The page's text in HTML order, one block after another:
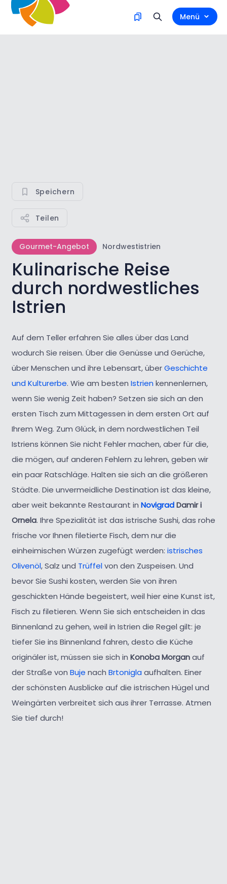
Menü
Speichern
Teilen
Gourmet-Angebot Nordwestistrien
Kulinarische Reise
durch nordwestliches
Istrien
Auf dem Teller erfahren Sie alles über das Land
wodurch Sie reisen. Über die Genüsse und Gerüche,
über Menschen und ihre Lebensart, überGeschichte
und Kulturerbe. Wie am besten Istrien kennenlernen,
wenn Sie wenig Zeit haben? Setzen sie sich an den
ersten Tisch zum Mittagessen in dem ersten Ort auf
Ihrem Weg. Zum Glück, in dem nordwestlichen Teil
Istriens können Sie nicht Fehler machen, aber für die,
die mögen, auf anderen Fehlern zu lehren, geben wir
ein paar Ratschläge. Halten sie sich an die größeren
Städte. Die unvermeidliche Destination ist das kleine,
aber weit bekannte Restaurant in NovigradDamir i
Ornela. Ihre Spezialität ist das istrische Sushi, das rohe
frische vor Ihnen filetierte Fisch, dem nur die
einheimischen Würzen zugefügt werden: istrisches
Olivenöl, Salz und Trüffelvon den Zuspeisen. Und
bevor Sie Sushi kosten, werden Sie von ihren
geschickten Hände begeistert, weil hier eine Kunst ist,
Fisch zu filetieren. Wenn Sie sich entscheiden in das
Binnenland zu gehen, weil in Istrien die Regel gilt: je
tiefer Sie ins Binnenland fahren, desto die Küche
originäler ist, müssen sie sich in Konoba Morganauf
der Straße von Buje nach Brtonigla aufhalten. Einer
der schönsten Ausblicke auf die istrischen Hügel und
Weingärten verbreitet sich aus ihrer Terrasse. Atmen
Sie tief durch!